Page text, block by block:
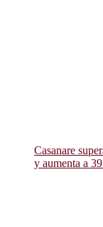
Casanare
y aumenta a